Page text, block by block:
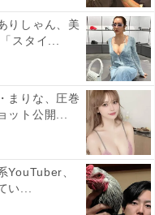
りしゃん、美
スタイ...
まりな、圧巻
ット公開...
YouTuber、
い...